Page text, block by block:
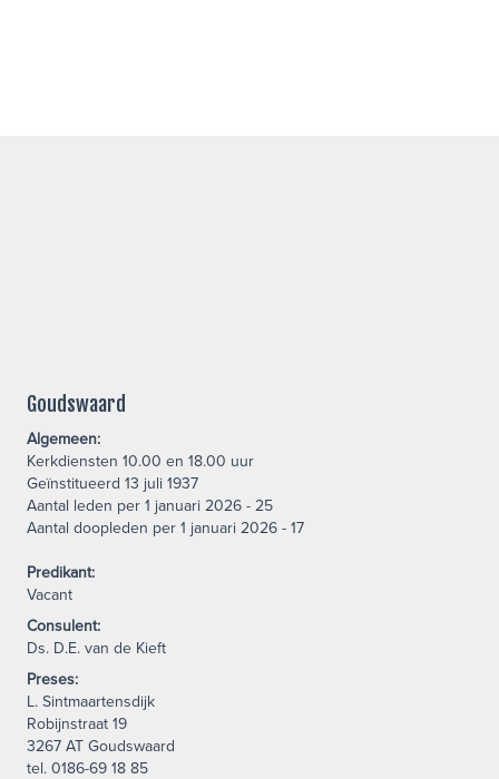
Goudswaard
Algemeen:
Kerkdiensten 10.00 en 18.00 uur
Geïnstitueerd 13 juli 1937
Aantal leden per 1 januari 2026 - 25
Aantal doopleden per 1 januari 2026 - 17
Predikant:
Vacant
Consulent:
Ds. D.E. van de Kieft
Preses:
L. Sintmaartensdijk
Robijnstraat 19
3267 AT Goudswaard
tel. 0186-69 18 85